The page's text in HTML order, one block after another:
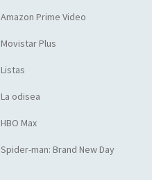
Amazon Prime Video
Movistar Plus
Listas
La odisea
HBO Max
Spider-man: Brand New Day